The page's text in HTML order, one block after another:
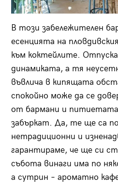
В този забележителен
есенцията на
към коктейлите.
динамиката, а тя
въвлича в кипящата
спокойно може да се
от бармани и
забъркат. Да, те ще са
нетрадиционни и
гарантираме, че ще си
събота винаги има по
а сутрин – ароматно